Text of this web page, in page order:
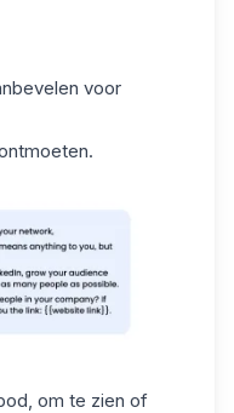
voor
om te zien of